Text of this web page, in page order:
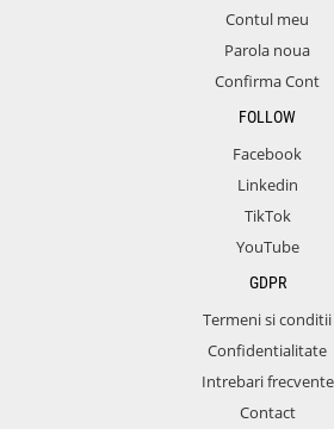
Contul meu
Parola noua
Confirma Cont
FOLLOW
Facebook
Linkedin
TikTok
YouTube
GDPR
Termeni si conditii
Confidentialitate
Intrebari frecvente
Contact